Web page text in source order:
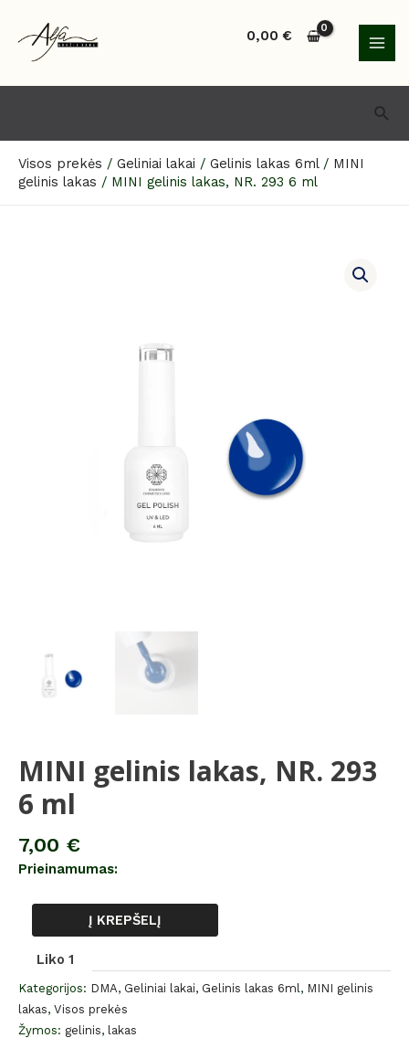
turinio
0,00€
Visos prekės / Geliniai lakai / Gelinis lakas 6ml/ MINI
gelinis lakas / MINI gelinis lakas, NR. 293 6 ml
MINI gelinis lakas, NR. 293
6 ml
7,00 €
Prieinamumas:
Į KREPŠELĮ
Liko 1
Kategorijos: DMA, Geliniai lakai, Gelinis lakas 6ml , MINI gelinis
lakas, Visos prekės
Žymos: gelinis, lakas